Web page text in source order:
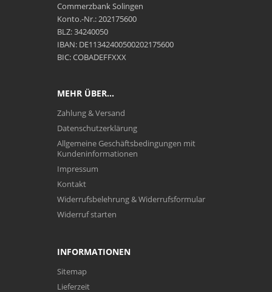
Commerzbank Solingen
Konto.-Nr.: 202175600
BLZ: 34240050
IBAN: DE11342400500202175600
BIC: COBADEFFXXX
MEHR ÜBER...
Zahlung & Versand
Datenschutzerklärung
Allgemeine Geschäftsbedingungen mit
Kundeninformationen
Impressum
Kontakt
Widerrufsbelehrung & Widerrufsformular
Widerruf starten
INFORMATIONEN
Sitemap
Lieferzeit